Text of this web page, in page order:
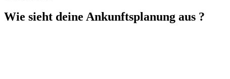
Wie sieht deine Ankunftsplanung aus ?